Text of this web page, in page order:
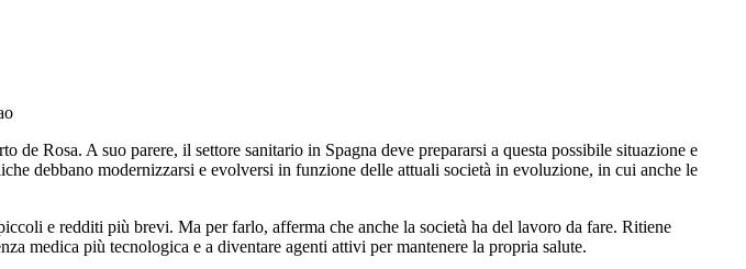
de Rosa. A suo parere, il settore sanitario in Spagna deve prepararsi a questa possibile situazione e
debbano modernizzarsi e evolversi in funzione delle attuali società in evoluzione, in cui anche le
e redditi più brevi. Ma per farlo, afferma che anche la società ha del lavoro da fare. Ritiene
medica più tecnologica e a diventare agenti attivi per mantenere la propria salute.